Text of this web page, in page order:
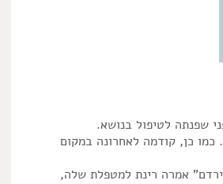
כמו כן, קודמה לאחרונה במקום
אמרה רינת למטפלת שלה,